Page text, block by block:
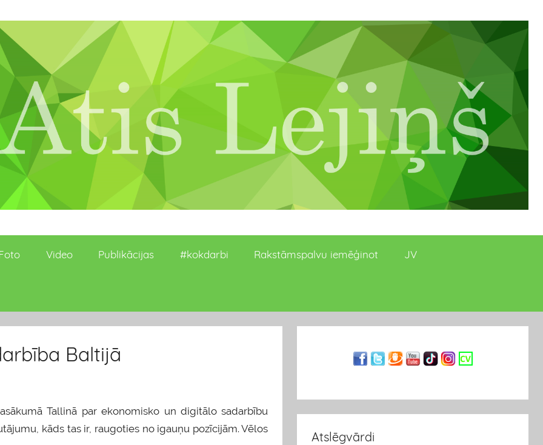
Video Publikācijas #kokdarbi Rakstāmspalvu iemēģinot JV
Baltijā
Tallinā par ekonomisko un digitālo sadarbību
kāds tas ir, raugoties no igauņu pozīcijām. Vēlos
Atslēgvārdi